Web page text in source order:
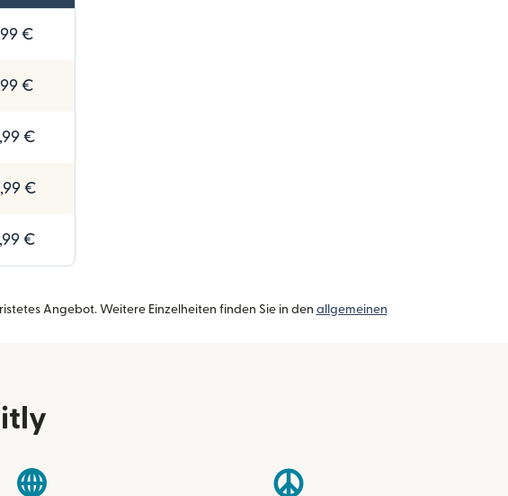
€
€
€
€
€
Angebot. Weitere Einzelheiten finden Sie in den allgemeinen
in einem neuen Fenster geöffnet)